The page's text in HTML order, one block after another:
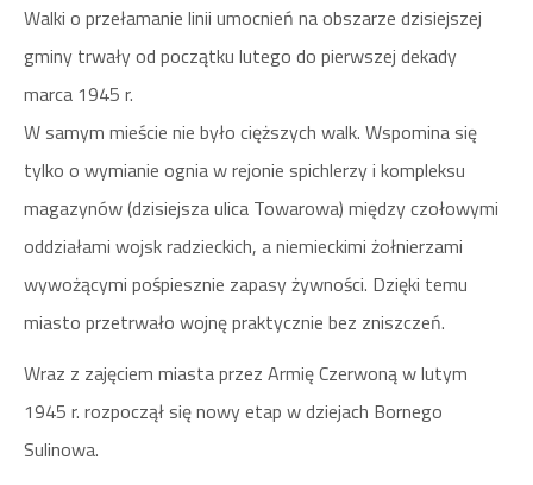
Walki o przełamanie linii umocnień na obszarze dzisiejszej
gminy trwały od początku lutego do pierwszej dekady
marca 1945 r.
W samym mieście nie było cięższych walk. Wspomina się
tylko o wymianie ognia w rejonie spichlerzy i kompleksu
magazynów (dzisiejsza ulica Towarowa) między czołowymi
oddziałami wojsk radzieckich, a niemieckimi żołnierzami
wywożącymi pośpiesznie zapasy żywności. Dzięki temu
miasto przetrwało wojnę praktycznie bez zniszczeń.
Wraz z zajęciem miasta przez Armię Czerwoną w lutym
1945 r. rozpoczął się nowy etap w dziejach Bornego
Sulinowa.